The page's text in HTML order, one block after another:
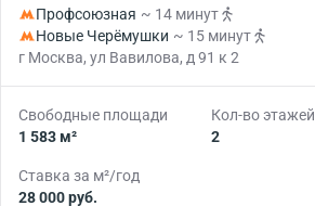
Профсоюзная ~ 14 минут
Новые Черёмушки ~ 15 минут
г Москва, ул Вавилова, д 91 к 2
Свободные площади
1 583 м²
Кол-во этажей
2
Ставка за м²/год
28 000 руб.